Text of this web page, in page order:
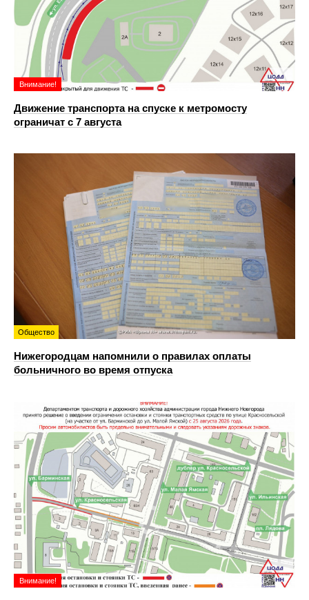
Внимание!
Движение транспорта на спуске к метромосту
ограничат с 7 августа
Общество
Нижегородцам напомнили о правилах оплаты
больничного во время отпуска
Внимание!